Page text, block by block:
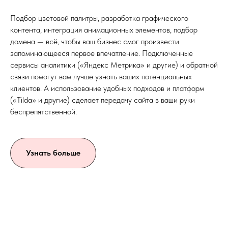
Подбор цветовой палитры, разработка графического
контента, интеграция анимационных элементов, подбор
домена — всё, чтобы ваш бизнес смог произвести
запоминающееся первое впечатление. Подключенные
сервисы аналитики («Яндекс Метрика» и другие) и обратной
связи помогут вам лучше узнать ваших потенциальных
клиентов. А использование удобных подходов и платформ
(«Tilda» и другие) сделает передачу сайта в ваши руки
беспрепятственной.
Узнать больше